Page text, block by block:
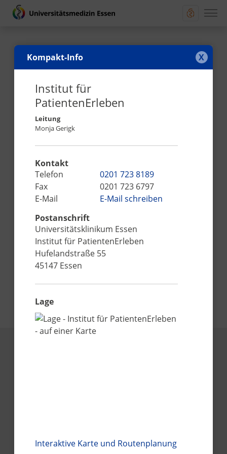
Kompakt-Info X
Institut für
PatientenErleben
Leitung
Monja Gerigk
Kontakt
Telefon
0201 723 8189
Fax
0201 723 6797
E-Mail
E-Mail schreiben
Postanschrift
Universitätsklinikum Essen
Institut für PatientenErleben
Hufelandstraße 55
45147 Essen
Lage
Interaktive Karte und Routenplanung
Hufelandstraße 55
45147 Essen
Telefon:
0201 723 0
Bewerbungen hier:
https://karriere.ume.de/job-finder/
Beauftragte(r) für Medizinproduktesicherheit:
Anreise und Parken
Jetzt informieren